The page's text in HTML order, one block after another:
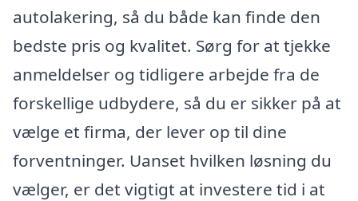
autolakering, så du både kan finde den
bedste pris og kvalitet. Sørg for at tjekke
anmeldelser og tidligere arbejde fra de
forskellige udbydere, så du er sikker på at
vælge et firma, der lever op til dine
forventninger. Uanset hvilken løsning du
vælger, er det vigtigt at investere tid i at